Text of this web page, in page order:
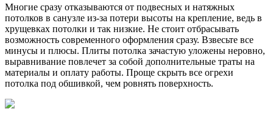
Многие сразу отказываются от подвесных и натяжных
потолков в санузле из-за потери высоты на крепление, ведь в
хрущевках потолки и так низкие. Не стоит отбрасывать
возможность современного оформления сразу. Взвесьте все
минусы и плюсы. Плиты потолка зачастую уложены неровно,
выравнивание повлечет за собой дополнительные траты на
материалы и оплату работы. Проще скрыть все огрехи
потолка под обшивкой, чем ровнять поверхность.